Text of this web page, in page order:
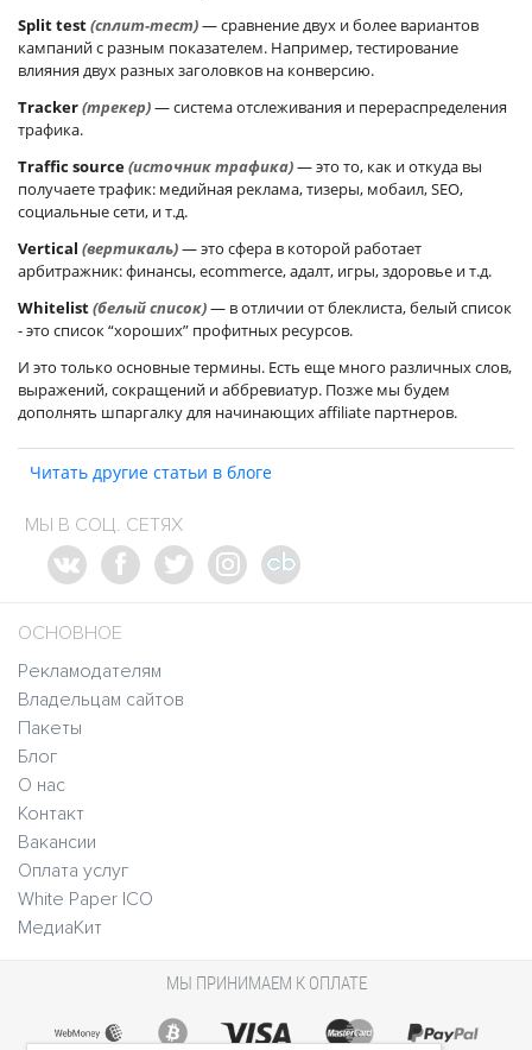
Split test(сплит-тест)— сравнение двух и более вариантов
кампаний с разным показателем. Например, тестирование
влияния двух разных заголовков на конверсию.
Tracker(трекер)— система отслеживания и перераспределения
трафика.
Traffic source(источник трафика)— это то, как и откуда вы
получаете трафик: медийная реклама, тизеры, мобаил, SEO,
социальные сети, и т.д.
Vertical (вертикаль)— это сфера в которой работает
арбитражник: финансы, ecommerсе, адалт, игры, здоровье и т.д.
Whitelist(белый список)— в отличии от блеклиста, белый список
- это список “хороших” профитных ресурсов.
И это только основные термины. Есть еще много различных слов,
выражений, сокращений и аббревиатур. Позже мы будем
дополнять шпаргалку для начинающих affiliate партнеров.
Читать другие статьи в блоге
МЫ В СОЦ. СЕТЯХ
ОСНОВНОЕ
Рекламодателям
Владельцам сайтов
Пакеты
Блог
О нас
Контакт
Вакансии
Оплата услуг
White Paper ICO
МедиаКит
МЫ ПРИНИМАЕМ К ОПЛАТЕ